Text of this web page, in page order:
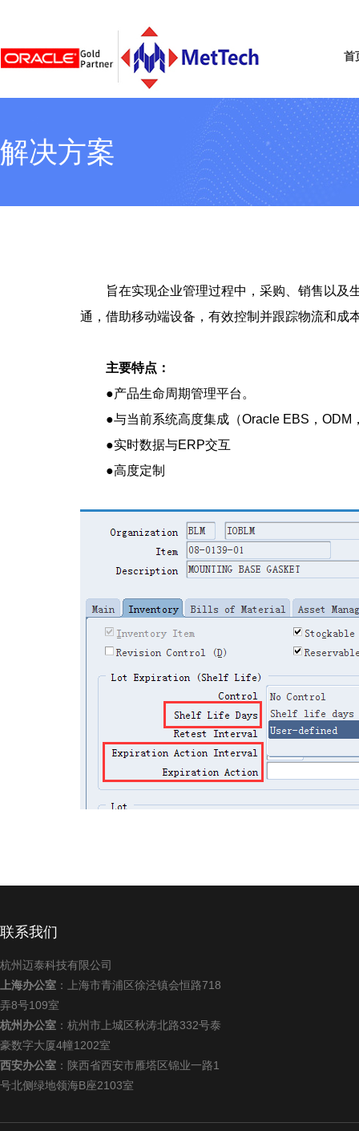
首
解决方案
旨在实现企业管理过程中，采购、销售以及
通，借助移动端设备，有效控制并跟踪物流和成
主要特点：
●产品生命周期管理平台。
●与当前系统高度集成（Oracle EBS，ODM
●实时数据与ERP交互
●高度定制
联系我们
杭州迈泰科技有限公司
上海办公室 ：上海市青浦区徐泾镇会恒路718
弄8号109室
杭州办公室 ：杭州市上城区秋涛北路332号泰
豪数字大厦4幢1202室
西安办公室 ：陕西省西安市雁塔区锦业一路1
号北侧绿地领海B座2103室